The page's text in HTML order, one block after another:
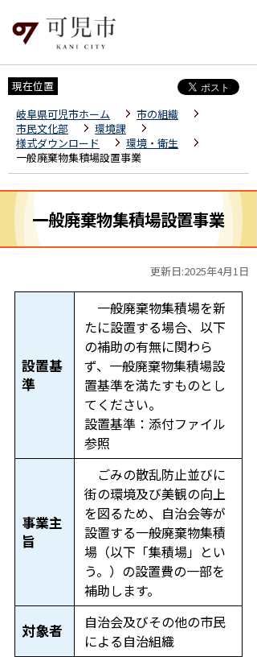
現在位置
岐阜県可児市ホーム
市の組織
市民文化部
環境課
様式ダウンロード
環境・衛生
一般廃棄物集積場設置事業
一般廃棄物集積場設置事業
更新日:2025年4月1日
設置基
準
一般廃棄物集積場を新
たに設置する場合、以下
の補助の有無に関わら
ず、一般廃棄物集積場設
置基準を満たすものとし
てください。
設置基準：添付ファイル
参照
事業主
旨
ごみの散乱防止並びに
街の環境及び美観の向上
を図るため、自治会等が
設置する一般廃棄物集積
場（以下「集積場」とい
う。）の設置費の一部を
補助します。
対象者
自治会及びその他の市民
による自治組織